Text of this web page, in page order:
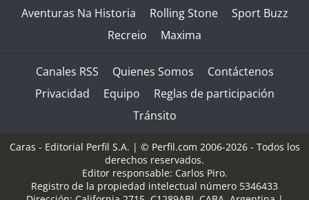
Aventuras Na Historia
Rolling Stone
Sport Buzz
Recreio
Maxima
Canales RSS Quienes Somos
Contáctenos
Privacidad
Equipo
Reglas de participación
Tránsito
Caras - Editorial Perfil S.A. | © Perfil.com 2006-2026 - Todos los
derechos reservados.
Editor responsable: Carlos Piro.
Registro de la propiedad intelectual número 5346433